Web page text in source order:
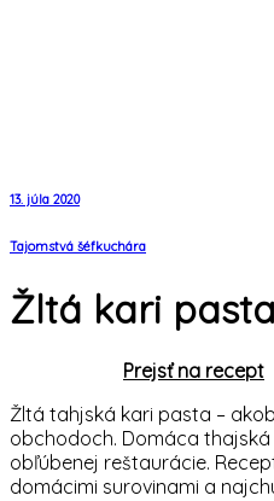
13. júla 2020
Tajomstvá šéfkuchára
Žltá kari pasta
Prejsť na recept
Žltá tahjská kari pasta –
obchodoch. Domáca
obľúbenej reštaurácie.
domácimi surovinami a